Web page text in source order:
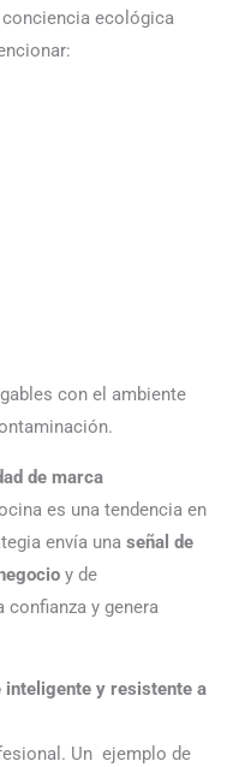
ecológica
con el ambiente
de marca
es una tendencia en
envía una señal de
y de
y genera
inteligente y resistente a
Un ejemplo de